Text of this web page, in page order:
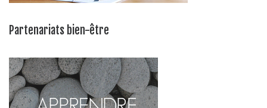
Partenariats bien-être